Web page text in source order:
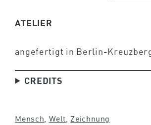
ATELIER
angefertigt in Berlin-
CREDITS
Mensch Welt Zeichnung